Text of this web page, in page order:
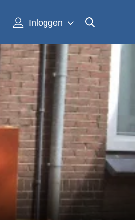
Inloggen